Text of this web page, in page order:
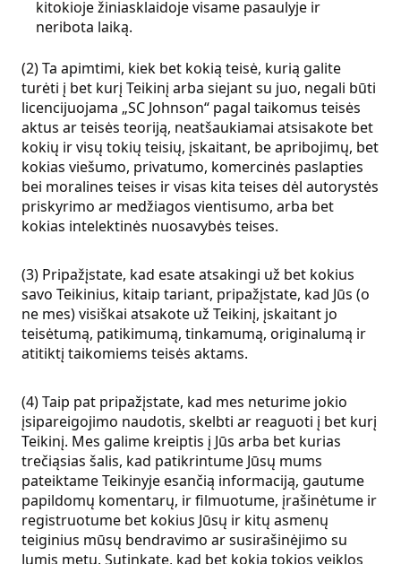
kitokioje žiniasklaidoje visame pasaulyje ir
neribota laiką.
(2) Ta apimtimi, kiek bet kokią teisė, kurią galite
turėti į bet kurį Teikinį arba siejant su juo, negali būti
licencijuojama „SC Johnson“ pagal taikomus teisės
aktus ar teisės teoriją, neatšaukiamai atsisakote bet
kokių ir visų tokių teisių, įskaitant, be apribojimų, bet
kokias viešumo, privatumo, komercinės paslapties
bei moralines teises ir visas kita teises dėl autorystės
priskyrimo ar medžiagos vientisumo, arba bet
kokias intelektinės nuosavybės teises.
(3) Pripažįstate, kad esate atsakingi už bet kokius
savo Teikinius, kitaip tariant, pripažįstate, kad Jūs (o
ne mes) visiškai atsakote už Teikinį, įskaitant jo
teisėtumą, patikimumą, tinkamumą, originalumą ir
atitiktį taikomiems teisės aktams.
(4) Taip pat pripažįstate, kad mes neturime jokio
įsipareigojimo naudotis, skelbti ar reaguoti į bet kurį
Teikinį. Mes galime kreiptis į Jūs arba bet kurias
trečiąsias šalis, kad patikrintume Jūsų mums
pateiktame Teikinyje esančią informaciją, gautume
papildomų komentarų, ir filmuotume, įrašinėtume ir
registruotume bet kokius Jūsų ir kitų asmenų
teiginius mūsų bendravimo ar susirašinėjimo su
Jumis metu. Sutinkate, kad bet kokia tokios veiklos